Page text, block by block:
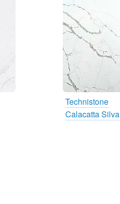
Technistone
Calacatta Silva